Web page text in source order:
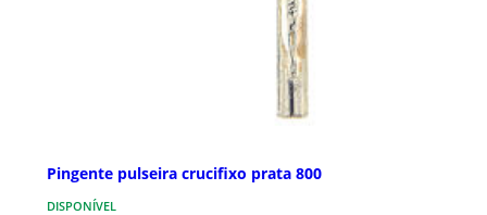
Pingente pulseira crucifixo prata 800
DISPONÍVEL